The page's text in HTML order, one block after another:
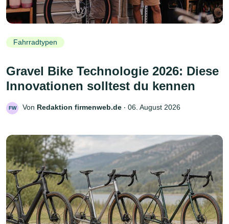
Fahrradtypen
Gravel Bike Technologie 2026: Diese
Innovationen solltest du kennen
FW Von Redaktion firmenweb.de ‧ 06. August 2026